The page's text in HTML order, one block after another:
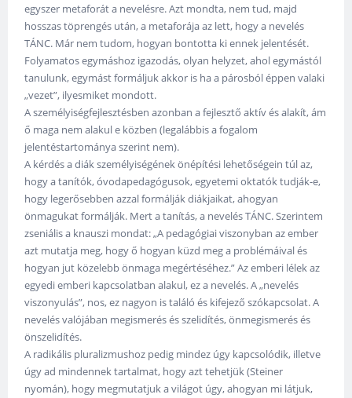
egyszer metaforát a nevelésre. Azt mondta, nem tud, majd
hosszas töprengés után, a metaforája az lett, hogy a nevelés
TÁNC. Már nem tudom, hogyan bontotta ki ennek jelentését.
Folyamatos egymáshoz igazodás, olyan helyzet, ahol egymástól
tanulunk, egymást formáljuk akkor is ha a párosból éppen valaki
„vezet”, ilyesmiket mondott.
A személyiségfejlesztésben azonban a fejlesztő aktív és alakít, ám
ő maga nem alakul e közben (legalábbis a fogalom
jelentéstartománya szerint nem).
A kérdés a diák személyiségének önépítési lehetőségein túl az,
hogy a tanítók, óvodapedagógusok, egyetemi oktatók tudják-e,
hogy legerősebben azzal formálják diákjaikat, ahogyan
önmagukat formálják. Mert a tanítás, a nevelés TÁNC. Szerintem
zseniális a knauszi mondat: „A pedagógiai viszonyban az ember
azt mutatja meg, hogy ő hogyan küzd meg a problémáival és
hogyan jut közelebb önmaga megértéséhez.” Az emberi lélek az
egyedi emberi kapcsolatban alakul, ez a nevelés. A „nevelés
viszonyulás”, nos, ez nagyon is találó és kifejező szókapcsolat. A
nevelés valójában megismerés és szelidítés, önmegismerés és
önszelidítés.
A radikális pluralizmushoz pedig mindez úgy kapcsolódik, illetve
úgy ad mindennek tartalmat, hogy azt tehetjük (Steiner
nyomán), hogy megmutatjuk a világot úgy, ahogyan mi látjuk,